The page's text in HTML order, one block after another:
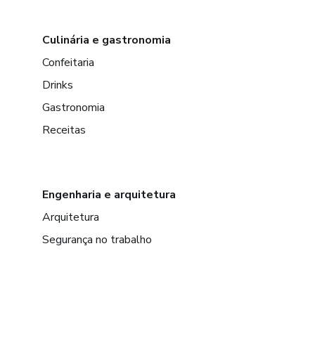
Culinária e gastronomia
Confeitaria
Drinks
Gastronomia
Receitas
Engenharia e arquitetura
Arquitetura
Segurança no trabalho